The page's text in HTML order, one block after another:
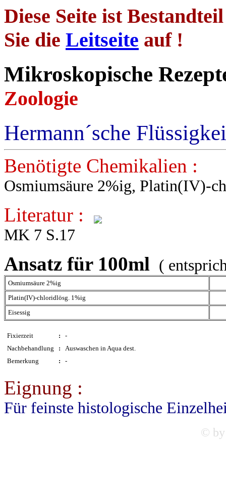
Diese Seite ist
Sie die Leitseite auf !
Mikroskopische
Zoologie
Hermann´sche
Benötigte Chemikalien :
Osmiumsäure 2%ig, Platin(IV)-
Literatur :
MK 7 S.17
Ansatz für 100ml (
Osmiumsäure 2%ig
Platin(IV)-chloridlösg. 1%ig
Eisessig
Fixierzeit :
-
Nachbehandlung
:
Auswaschen in Aqua dest.
Bemerkung
: -
Eignung :
Für feinste histologische
©